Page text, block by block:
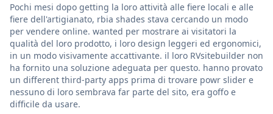
Pochi mesi dopo getting la loro attività alle fiere locali e alle
fiere dell'artigianato, rbia shades stava cercando un modo
per vendere online. wanted per mostrare ai visitatori la
qualità del loro prodotto, i loro design leggeri ed ergonomici,
in un modo visivamente accattivante. il loro RVsitebuilder non
ha fornito una soluzione adeguata per questo. hanno provato
un different third-party apps prima di trovare powr slider e
nessuno di loro sembrava far parte del sito, era goffo e
difficile da usare.